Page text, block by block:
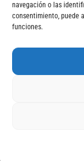
navegación o las
consentimiento, puede
funciones.
VISA
Gasto de apertura:
* Los modelos
servir el producto,